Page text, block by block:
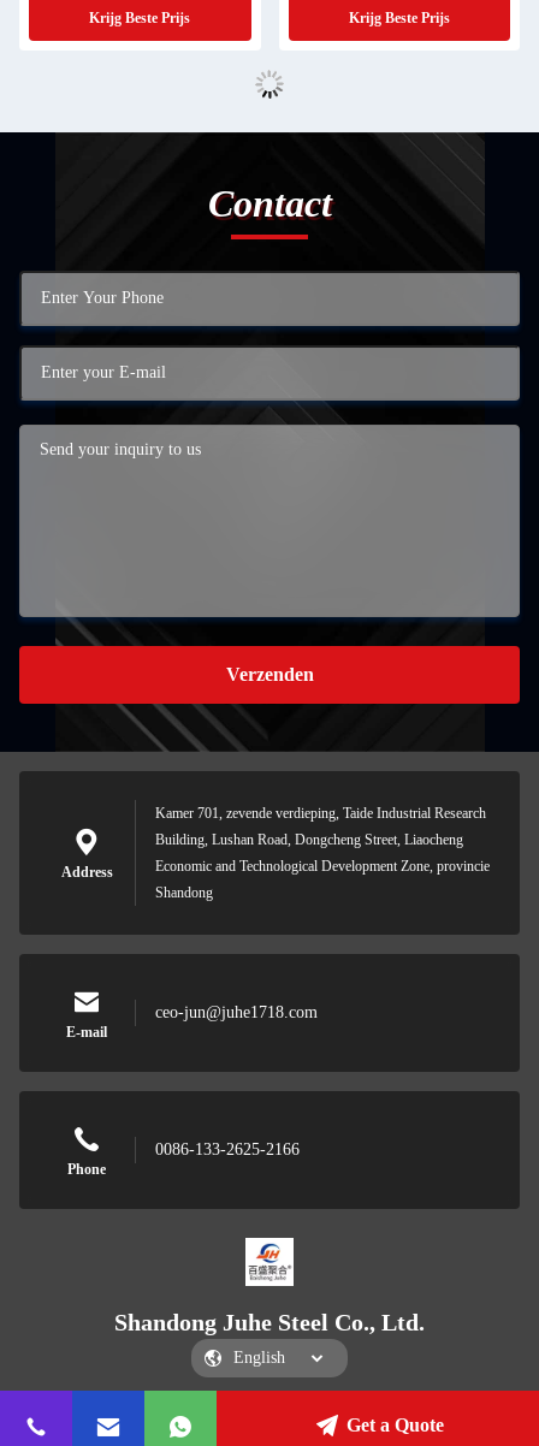
Krijg Beste Prijs Krijg Beste Prijs
Contact
Verzenden
Address
Kamer 701, zevende verdieping, Taide Industrial Research
Building, Lushan Road, Dongcheng Street, Liaocheng
Economic and Technological Development Zone, provincie
Shandong
E-mail
ceo-jun@juhe1718.com
Phone
0086-133-2625-2166
Shandong Juhe Steel Co., Ltd.
Shandong Juhe Steel Co., Ltd.Get a Quote